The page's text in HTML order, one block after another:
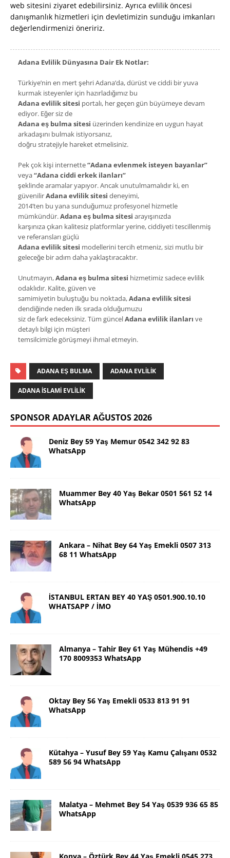
web sitesini ziyaret edebilirsiniz. Ayrıca evlilik öncesi
danışmanlık hizmetleri için devletimizin sunduğu imkanları
değerlendirmenizi öneririz.
Adana Evlilik Dünyasına Dair Ek Notlar:
Türkiye’nin en mert şehri Adana’da, dürüst ve ciddi bir yuva
kurmak isteyenler için hazırladığımız bu
Adana evlilik sitesi portalı, her geçen gün büyümeye devam
ediyor. Eğer siz de
Adana eş bulma sitesi üzerinden kendinize en uygun hayat
arkadaşını bulmak istiyorsanız,
doğru stratejiyle hareket etmelisiniz.
Pek çok kişi internette“Adana evlenmek isteyen bayanlar”
veya“Adana ciddi erkek ilanları”
şeklinde aramalar yapıyor. Ancak unutulmamalıdır ki, en
güvenilirAdana evlilik sitesi deneyimi,
2014’ten bu yana sunduğumuz profesyonel hizmetle
mümkündür.Adana eş bulma sitesi arayışınızda
karşınıza çıkan kalitesiz platformlar yerine, ciddiyeti tescillenmiş
ve referansları güçlü
Adana evlilik sitesi modellerini tercih etmeniz, sizi mutlu bir
geleceğe bir adım daha yaklaştıracaktır.
Unutmayın,Adana eş bulma sitesi hizmetimiz sadece evlilik
odaklıdır. Kalite, güven ve
samimiyetin buluştuğu bu noktada,Adana evlilik sitesi
dendiğinde neden ilk sırada olduğumuzu
siz de fark edeceksiniz. Tüm güncelAdana evlilik ilanları ve
detaylı bilgi için müşteri
temsilcimizle görüşmeyi ihmal etmeyin.
ADANA EŞ BULMA ADANA EVLİLİK
ADANA İSLAMI EVLILIK
SPONSOR ADAYLAR AĞUSTOS 2026
Deniz Bey 59 Yaş Memur 0542 342 92 83
WhatsApp
Muammer Bey 40 Yaş Bekar 0501 561 52 14
WhatsApp
Ankara – Nihat Bey 64 Yaş Emekli 0507 313
68 11 WhatsApp
İSTANBUL ERTAN BEY 40 YAŞ 0501.900.10.10
WHATSAPP / İMO
Almanya – Tahir Bey 61 Yaş Mühendis +49
170 8009353 WhatsApp
Oktay Bey 56 Yaş Emekli 0533 813 91 91
WhatsApp
Kütahya – Yusuf Bey 59 Yaş Kamu Çalışanı 0532
589 56 94 WhatsApp
Malatya – Mehmet Bey 54 Yaş 0539 936 65 85
WhatsApp